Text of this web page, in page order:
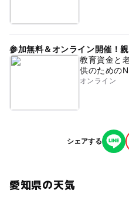
参加無料＆オンライン開催！
教育資金と
供のための
オンライン
シェアする
愛知県の天気